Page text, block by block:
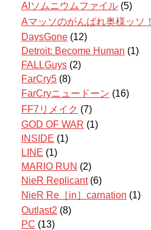
AIソムニウムファイル (5)
Aマッソのがんばれ奥様ッソ！
DaysGone (12)
Detroit: Become Human (1)
FALLGuys (2)
FarCry5 (8)
FarCryニュードーン (16)
FF7リメイク (7)
GOD OF WAR (1)
INSIDE (1)
LINE (1)
MARIO RUN (2)
NieR Replicant(6)
NieR Re［in］carnation (1)
Outlast2 (8)
PC (13)